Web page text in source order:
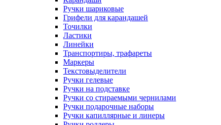
Ручки шариковые
Грифели для карандашей
Точилки
Ластики
Линейки
Транспортиры, трафареты
Маркеры
Текстовыделители
Ручки гелевые
Ручки на подставке
Ручки со стираемыми чернилами
Ручки подарочные наборы
Ручки капиллярные и линеры